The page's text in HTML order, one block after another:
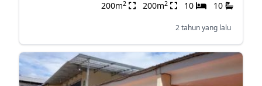
200m2 200m2 10 10
2 tahun yang lalu